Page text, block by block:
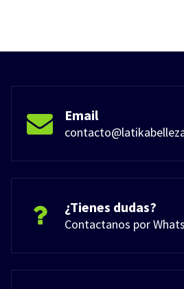
Email
¿Tienes dudas?
Contactanos por